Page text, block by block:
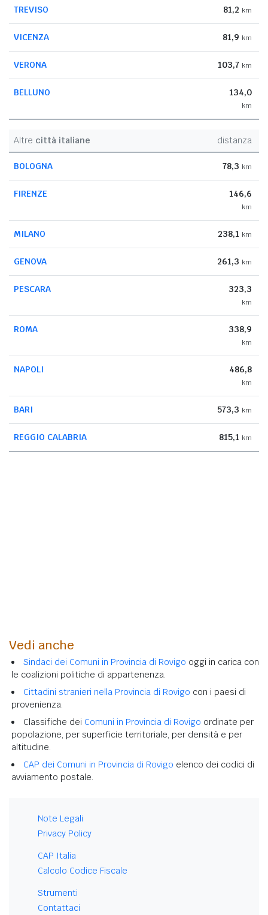
TREVISO 81,2 km
VICENZA 81,9 km
VERONA 103,7 km
BELLUNO 134,0
km
Altre città italiane distanza
BOLOGNA 78,3 km
FIRENZE 146,6
km
MILANO 238,1 km
GENOVA 261,3 km
PESCARA 323,3
km
ROMA 338,9
km
NAPOLI 486,8
km
BARI 573,3 km
REGGIO CALABRIA 815,1 km
Vedi anche
Sindaci dei Comuni in Provincia di Rovigo oggi in carica con
le coalizioni politiche di appartenenza.
Cittadini stranieri nella Provincia di Rovigo con i paesi di
provenienza.
Classifiche dei Comuni in Provincia di Rovigo ordinate per
popolazione, per superficie territoriale, per densità e per
altitudine.
CAP dei Comuni in Provincia di Rovigo elenco dei codici di
avviamento postale.
Note Legali
Privacy Policy
CAP Italia
Calcolo Codice Fiscale
Strumenti
Contattaci